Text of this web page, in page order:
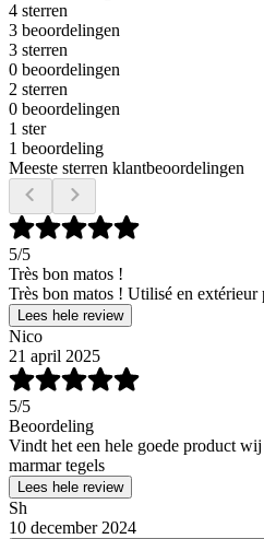
4 sterren
3 beoordelingen
3 sterren
0 beoordelingen
2 sterren
0 beoordelingen
1 ster
1 beoordeling
Meeste sterren klantbeoordelingen
5/5
Très bon matos !
Très bon matos ! Utilisé en extérieur
Lees hele review
Nico
21 april 2025
5/5
Beoordeling
Vindt het een hele goede product
marmar tegels
Lees hele review
Sh
10 december 2024